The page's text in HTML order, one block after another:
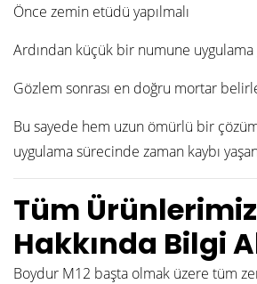
Önce zemin etüdü yapılmalı
Ardından küçük bir numune
Gözlem sonrası en doğru mortar
Bu sayede hem uzun ömürlü bir
uygulama sürecinde zaman kaybı
Tüm Ürünlerimiz
Hakkında Bilgi
Boydur M12 başta olmak üzere tüm